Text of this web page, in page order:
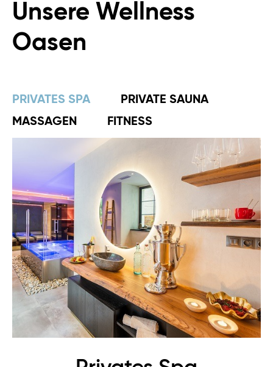
Unsere Wellness
Oasen
PRIVATES SPA
PRIVATE SAUNA
MASSAGEN
FITNESS